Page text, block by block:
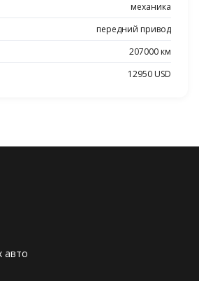
механика
передний привод
207000 км
12950 USD
авто